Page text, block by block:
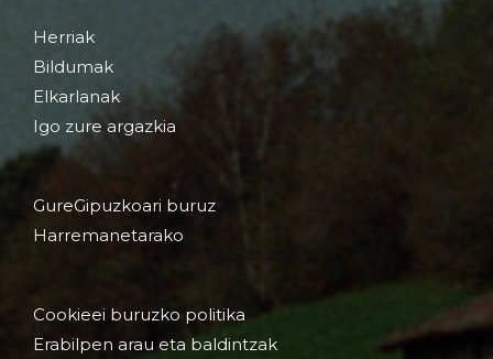
Herriak
Bildumak
Elkarlanak
Igo zure argazkia
GureGipuzkoari buruz
Harremanetarako
Cookieei buruzko politika
Erabilpen arau eta baldintzak